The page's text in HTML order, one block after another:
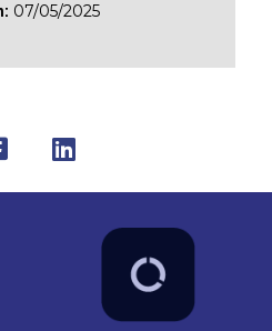
07/05/2025